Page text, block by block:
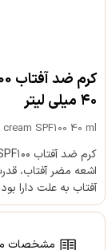
۴۰ میلی لیتر
SPF100 40 ml
اشعه مضر آفتاب،
آفتاب به علت دارا
مشخصات